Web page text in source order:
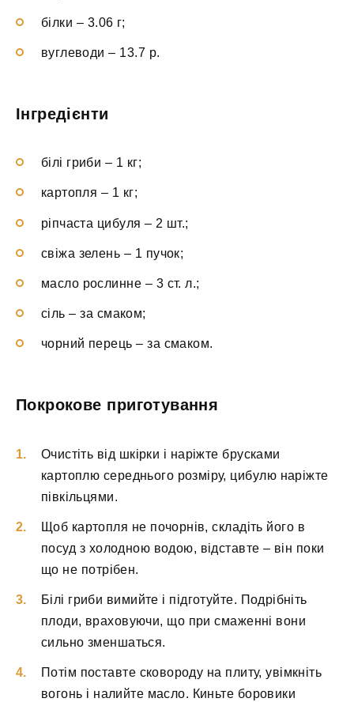
білки – 3.06 г;
вуглеводи – 13.7 р.
Інгредієнти
білі гриби – 1 кг;
картопля – 1 кг;
ріпчаста цибуля – 2 шт.;
свіжа зелень – 1 пучок;
масло рослинне – 3 ст. л.;
сіль – за смаком;
чорний перець – за смаком.
Покрокове приготування
Очистіть від шкірки і наріжте брусками
картоплю середнього розміру, цибулю наріжте
півкільцями.
Щоб картопля не почорнів, складіть його в
посуд з холодною водою, відставте – він поки
що не потрібен.
Білі гриби вимийте і підготуйте. Подрібніть
плоди, враховуючи, що при смаженні вони
сильно зменшаться.
Потім поставте сковороду на плиту, увімкніть
вогонь і налийте масло. Киньте боровики